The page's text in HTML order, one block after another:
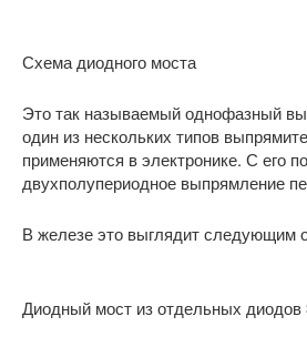
Схема диодного моста
Это так называемый однофазный
один из нескольких типов
применяются в электронике. С его
двухполупериодное выпрямление
В железе это выглядит следующим
Диодный мост из отдельных диодов